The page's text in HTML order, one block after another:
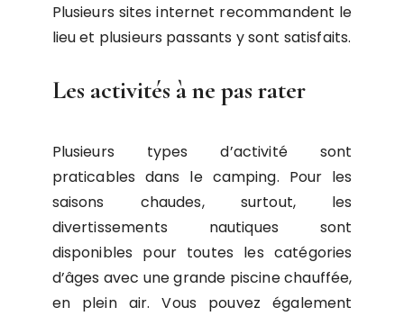
Plusieurs sites internet recommandent le
lieu et plusieurs passants y sont satisfaits.
Les activités à ne pas rater
Plusieurs types d’activité sont
praticables dans le camping. Pour les
saisons chaudes, surtout, les
divertissements nautiques sont
disponibles pour toutes les catégories
d’âges avec une grande piscine chauffée,
en plein air. Vous pouvez également